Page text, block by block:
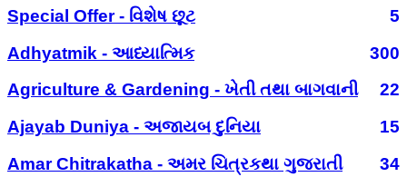
Special Offer - વિશેષ છૂટ
5
Adhyatmik - આધ્યાત્મિક
300
Agriculture & Gardening - ખેતી તથા બાગવાની
22
Ajayab Duniya - અજાયબ દુનિયા
15
Amar Chitrakatha - અમર ચિત્રકથા ગુજરાતી
34